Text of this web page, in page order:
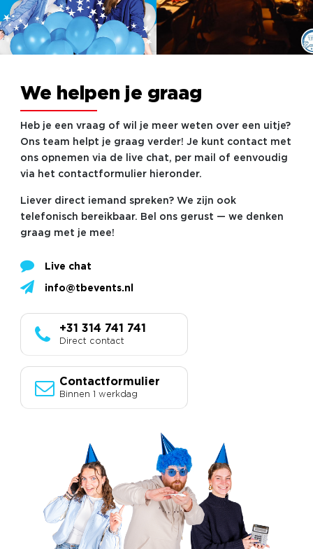
We helpen je graag
Heb je een vraag of wil je meer weten over een uitje?
Ons team helpt je graag verder! Je kunt contact met
ons opnemen via de live chat, per mail of eenvoudig
via het contactformulier hieronder.
Liever direct iemand spreken? We zijn ook
telefonisch bereikbaar. Bel ons gerust — we denken
graag met je mee!
Live chat
info@tbevents.nl
+31 314 741 741
Direct contact
Contactformulier
Binnen 1 werkdag